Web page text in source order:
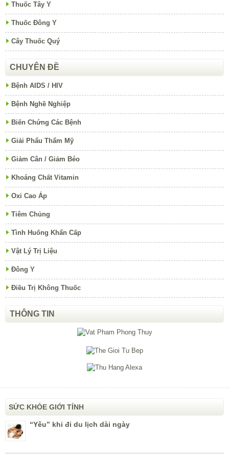
Thuốc Tây Y
Thuốc Đông Y
Cây Thuốc Quý
CHUYÊN ĐỀ
Bệnh AIDS / HIV
Bệnh Nghề Nghiệp
Biến Chứng Các Bệnh
Giải Phẩu Thẩm Mỹ
Giảm Cân / Giảm Béo
Khoáng Chất Vitamin
Oxi Cao Áp
Tiêm Chủng
Tình Huống Khẩn Cấp
Vật Lý Trị Liệu
Đông Y
Điều Trị Không Thuốc
THÔNG TIN
SỨC KHỎE GIỚI TÍNH
“Yêu” khi đi du lịch dài ngày